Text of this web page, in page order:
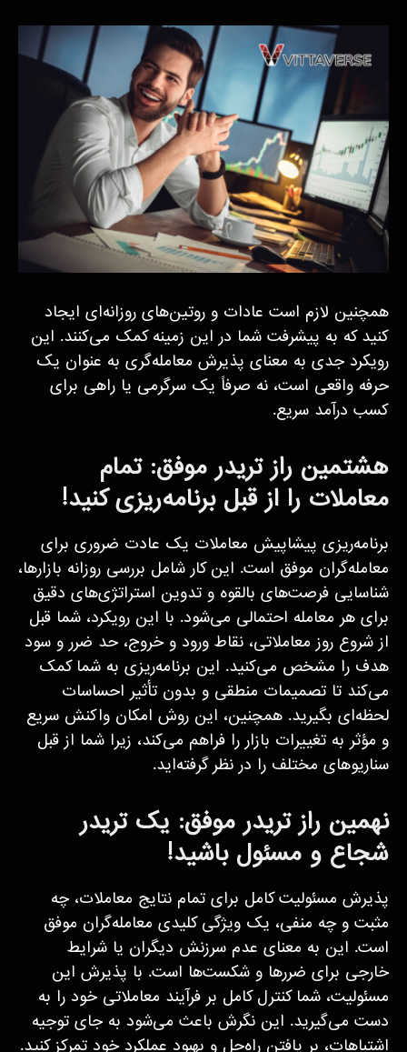
همچنین لازم است عادات و روتین‌های روزانه‌ای ایجاد
کنید که به پیشرفت شما در این زمینه کمک می‌کنند. این
رویکرد جدی به معنای پذیرش معامله‌گری به عنوان یک
حرفه واقعی است، نه صرفاً یک سرگرمی یا راهی برای
کسب درآمد سریع.
هشتمین راز تریدر موفق: تمام
معاملات را از قبل برنامه‌ریزی کنید!
برنامه‌ریزی پیشاپیش معاملات یک عادت ضروری برای
معامله‌گران موفق است. این کار شامل بررسی روزانه بازارها،
شناسایی فرصت‌های بالقوه و تدوین استراتژی‌های دقیق
برای هر معامله احتمالی می‌شود. با این رویکرد، شما قبل
از شروع روز معاملاتی، نقاط ورود و خروج، حد ضرر و سود
هدف را مشخص می‌کنید. این برنامه‌ریزی به شما کمک
می‌کند تا تصمیمات منطقی و بدون تأثیر احساسات
لحظه‌ای بگیرید. همچنین، این روش امکان واکنش سریع
و مؤثر به تغییرات بازار را فراهم می‌کند، زیرا شما از قبل
سناریوهای مختلف را در نظر گرفته‌اید.
نهمین راز تریدر موفق: یک تریدر
شجاع و مسئول باشید!
پذیرش مسئولیت کامل برای تمام نتایج معاملات، چه
مثبت و چه منفی، یک ویژگی کلیدی معامله‌گران موفق
است. این به معنای عدم سرزنش دیگران یا شرایط
خارجی برای ضررها و شکست‌ها است. با پذیرش این
مسئولیت، شما کنترل کامل بر فرآیند معاملاتی خود را به
دست می‌گیرید. این نگرش باعث می‌شود به جای توجیه
اشتباهات، بر یافتن راه‌حل و بهبود عملکرد خود تمرکز کنید.